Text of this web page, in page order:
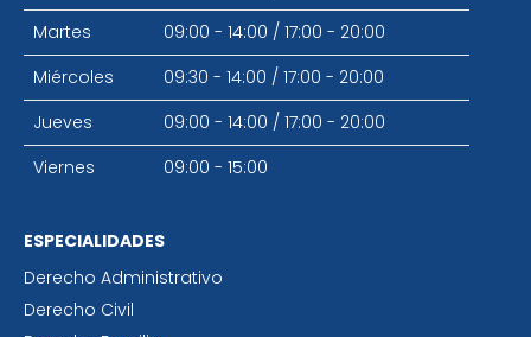
Martes
09:00 - 14:00 / 17:00 - 20:00
Miércoles
09:30 - 14:00 / 17:00 - 20:00
Jueves
09:00 - 14:00 / 17:00 - 20:00
Viernes
09:00 - 15:00
ESPECIALIDADES
Derecho Administrativo
Derecho Civil